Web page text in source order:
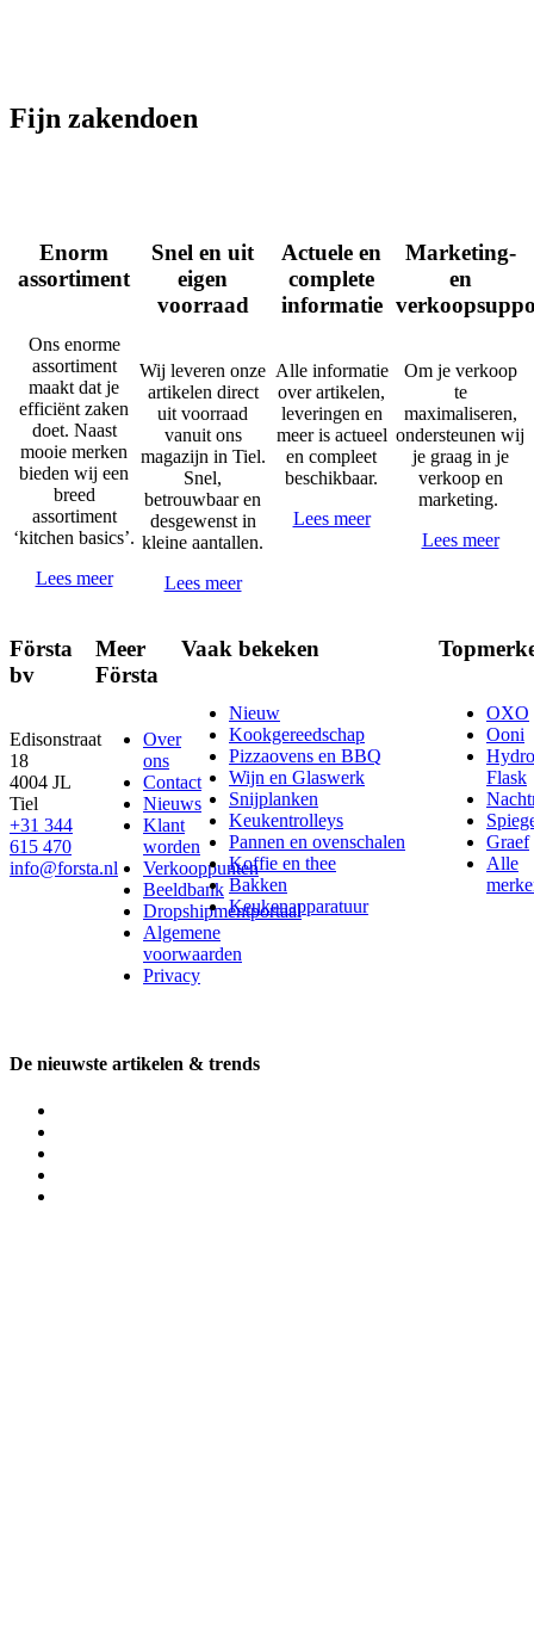
Fijn zakendoen
Enorm
assortiment
Ons enorme
assortiment
maakt dat je
efficiënt zaken
doet. Naast
mooie merken
bieden wij een
breed
assortiment
‘kitchen basics’.
Lees meer
Snel en uit
eigen
voorraad
Wij leveren onze
artikelen direct
uit voorraad
vanuit ons
magazijn in Tiel.
Snel,
betrouwbaar en
desgewenst in
kleine aantallen.
Lees meer
Actuele en
complete
informatie
Alle informatie
over artikelen,
leveringen en
meer is actueel
en compleet
beschikbaar.
Lees meer
Marketing-
en
Om je verkoop
te
maximaliseren,
ondersteunen wij
je graag in je
verkoop en
marketing.
Lees meer
Första
bv
Edisonstraat
18
4004 JL
Tiel
+31 344
615 470
info@forsta.nl
Meer
Första
Over
ons
Contact
Nieuws
Klant
worden
Verkooppunten
Beeldbank
Dropshipmentportaal
Algemene
voorwaarden
Privacy
Vaak bekeken
Nieuw
Kookgereedschap
Pizzaovens en BBQ
Wijn en Glaswerk
Snijplanken
Keukentrolleys
Pannen en ovenschalen
Koffie en thee
Bakken
Keukenapparatuur
OXO
Ooni
Hydro
Flask
Graef
Alle
De nieuwste artikelen & trends